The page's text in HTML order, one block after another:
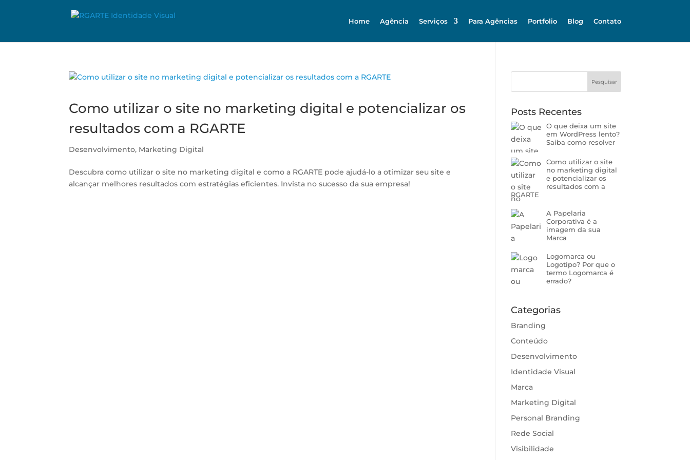
Home Agência Serviços Para Agências Portfolio Blog Contato
Como utilizar o site no marketing digital e potencializar os
resultados com a RGARTE
Desenvolvimento, Marketing Digital
Descubra como utilizar o site no marketing digital e como a RGARTE pode ajudá-lo a otimizar seu site e
alcançar melhores resultados com estratégias eficientes. Invista no sucesso da sua empresa!
Posts Recentes
O que deixa um site
em WordPress lento?
Saiba como resolver
Como utilizar o site
no marketing digital
e potencializar os
resultados com a
RGARTE
A Papelaria
Corporativa é a
imagem da sua
Marca
Logomarca ou
Logotipo? Por que o
termo Logomarca é
errado?
Categorias
Branding
Conteúdo
Desenvolvimento
Identidade Visual
Marca
Marketing Digital
Personal Branding
Rede Social
Visibilidade